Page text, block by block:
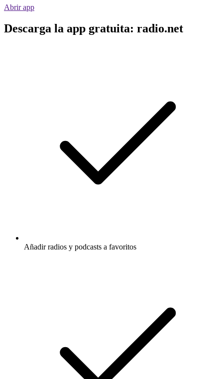
Abrir app
Descarga la app gratuita: radio.net
Añadir radios y podcasts a favoritos